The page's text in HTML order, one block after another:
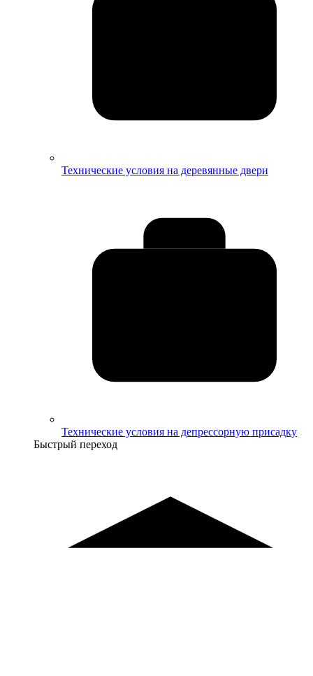
Технические условия на деревянные двери
Технические условия на депрессорную присадку
Быстрый переход